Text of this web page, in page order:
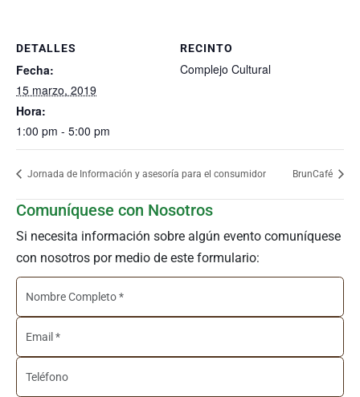
DETALLES
Fecha:
15 marzo, 2019
Hora:
1:00 pm - 5:00 pm
RECINTO
Complejo Cultural
Jornada de Información y asesoría para el consumidor BrunCafé
Comuníquese con Nosotros
Si necesita información sobre algún evento comuníquese
con nosotros por medio de este formulario: